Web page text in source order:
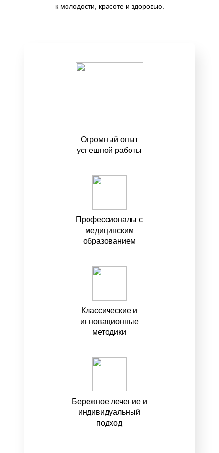
к молодости, красоте и здоровью.
Огромный опыт
успешной работы
Профессионалы с
медицинским
образованием
Классические и
инновационные
методики
Бережное лечение и
индивидуальный
подход